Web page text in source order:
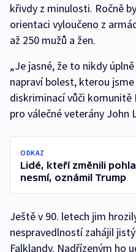
křivdy z minulosti. Ročně
orientaci vyloučeno z
až 250 mužů a žen.
„Je jasné, že to nikdy
napraví bolest, kterou
diskriminací vůči komunitě
pro válečné veterány John
ODKAZ
Lidé, kteří změnili
nesmí, oznámil Trump
Ještě v 90. letech jim
nespravedlností zahájil
Falklandy. Nadřízeným ho